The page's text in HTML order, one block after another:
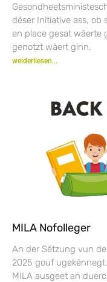
dëser Initiative ass, ob
en place gesat wäerte
genotzt wäert ginn.
weiderliesen...
MILA Nofolleger
An der Sëtzung vun
2025 gouf
MILA ausgeet an